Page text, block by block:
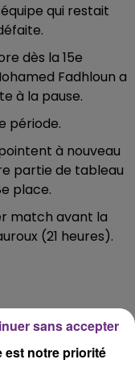
qui restait
dès la 15e
Fadhloun a
à la pause.
période.
à nouveau
partie de tableau
place.
match avant la
(21 heures).
est notre priorité
sans accepter